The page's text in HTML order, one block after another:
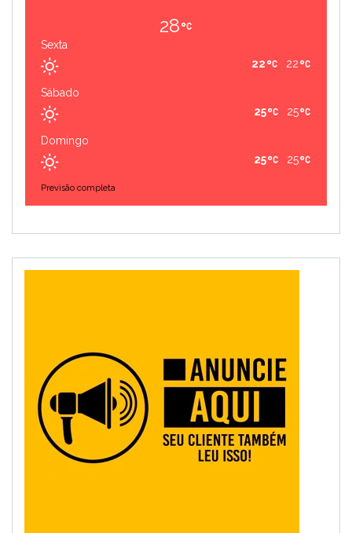
28
Sexta
22
22
Sábado
25
25
Domingo
25
25
Previsão completa